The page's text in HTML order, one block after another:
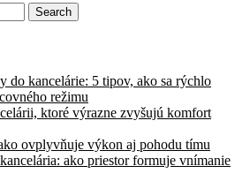
do kancelárie: 5 tipov, ako sa rýchlo
režimu
ktoré výrazne zvyšujú komfort
ovplyvňuje výkon aj pohodu tímu
ako priestor formuje vnímanie